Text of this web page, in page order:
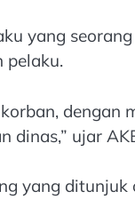
yang
pelaku.
dengan
dinas,” ujar
yang ditunjuk